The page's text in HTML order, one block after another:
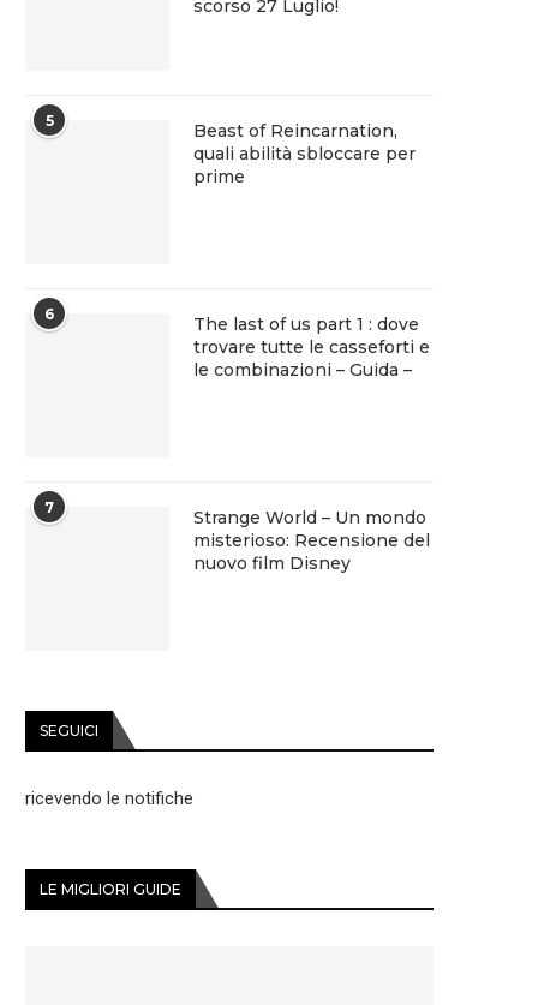
scorso 27 Luglio!
5
Beast of Reincarnation,
quali abilità sbloccare per
prime
6
The last of us part 1 : dove
trovare tutte le casseforti e
le combinazioni – Guida –
7
Strange World – Un mondo
misterioso: Recensione del
nuovo film Disney
SEGUICI
ricevendo le notifiche
LE MIGLIORI GUIDE